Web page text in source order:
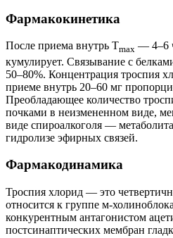
Фармакокинетика
После приема внутрь Tmax — 4–6
кумулирует. Связывание с
50–80%. Концентрация троспия
приеме внутрь 20–60 мг
Преобладающее количество
почками в неизмененном виде,
виде спироалкоголя —
гидролизе эфирных связей.
Фармакодинамика
Троспия хлорид — это
относится к группе м-
конкурентным антагонистом
постсинаптических мембран